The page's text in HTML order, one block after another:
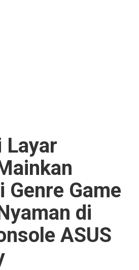
Layar
Genre Game
di
ASUS